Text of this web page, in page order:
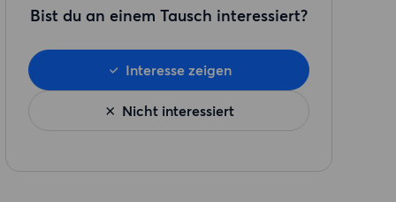
Bist du an einem Tausch interessiert?
Nicht interessiert
Interesse zeigen